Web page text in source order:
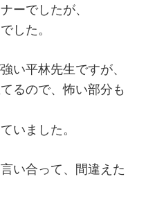
ーでしたが、
した。
い平林先生ですが、
るので、怖い部分も
いました。
い合って、間違えた